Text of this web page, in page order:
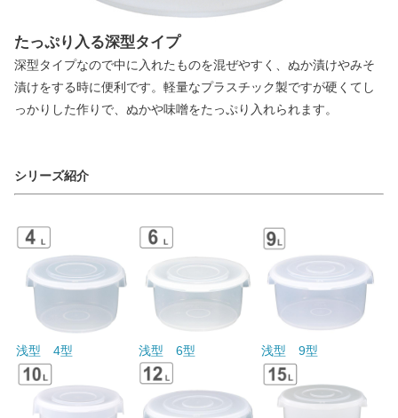
たっぷり入る深型タイプ
深型タイプなので中に入れたものを混ぜやすく、ぬか漬けやみそ
漬けをする時に便利です。軽量なプラスチック製ですが硬くてし
っかりした作りで、ぬかや味噌をたっぷり入れられます。
シリーズ紹介
浅型 4型 浅型 6型 浅型 9型